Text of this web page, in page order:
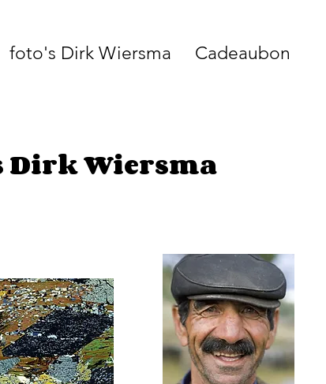
foto's Dirk Wiersma Cadeaubon
Dirk Wiersma